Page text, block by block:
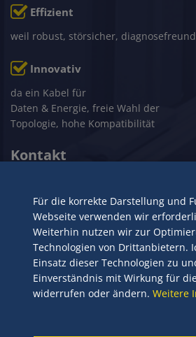
Effizient
weil robust, störsicher,
Innovativ
da ein Kabel für
Daten & Energie, freie Wahl der
Topologie, hohe Kompatibilität
Kontakt
Floßwörthstraße 41
68199 Mannheim
+49 621 33996-0
mail@bihl-wiedemann.de
www.bihl-wiedemann.de
Für die korrekte Darstellung und
Webseite verwenden wir
Weiterhin nutzen wir zur
Technologien von Drittanbietern.
Einsatz dieser Technologien zu
Einverständnis mit Wirkung für
widerrufen oder ändern. Weitere